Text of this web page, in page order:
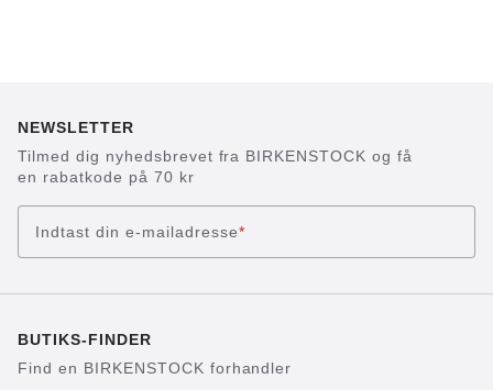
NEWSLETTER
Tilmed dig nyhedsbrevet fra BIRKENSTOCK og få
en rabatkode på 70 kr
Indtast din e-mailadresse*
BUTIKS-FINDER
Find en BIRKENSTOCK forhandler